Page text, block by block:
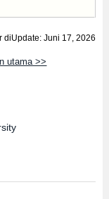
diUpdate: Juni 17, 2026
utama >>